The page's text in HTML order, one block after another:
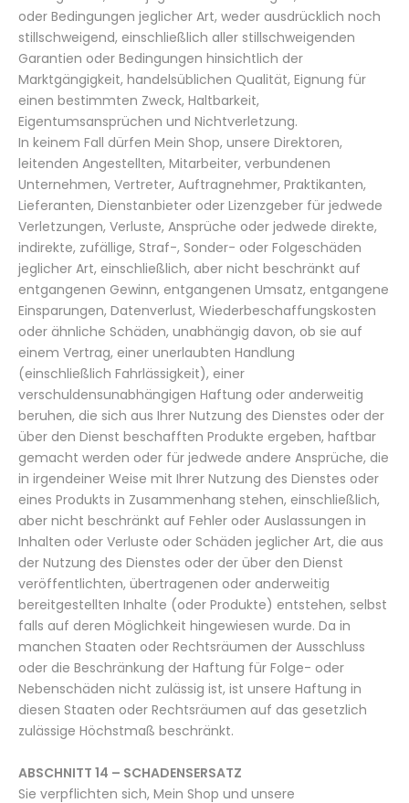
oder Bedingungen jeglicher Art, weder ausdrücklich noch
stillschweigend, einschließlich aller stillschweigenden
Garantien oder Bedingungen hinsichtlich der
Marktgängigkeit, handelsüblichen Qualität, Eignung für
einen bestimmten Zweck, Haltbarkeit,
Eigentumsansprüchen und Nichtverletzung.
In keinem Fall dürfen Mein Shop, unsere Direktoren,
leitenden Angestellten, Mitarbeiter, verbundenen
Unternehmen, Vertreter, Auftragnehmer, Praktikanten,
Lieferanten, Dienstanbieter oder Lizenzgeber für jedwede
Verletzungen, Verluste, Ansprüche oder jedwede direkte,
indirekte, zufällige, Straf-, Sonder- oder Folgeschäden
jeglicher Art, einschließlich, aber nicht beschränkt auf
entgangenen Gewinn, entgangenen Umsatz, entgangene
Einsparungen, Datenverlust, Wiederbeschaffungskosten
oder ähnliche Schäden, unabhängig davon, ob sie auf
einem Vertrag, einer unerlaubten Handlung
(einschließlich Fahrlässigkeit), einer
verschuldensunabhängigen Haftung oder anderweitig
beruhen, die sich aus Ihrer Nutzung des Dienstes oder der
über den Dienst beschafften Produkte ergeben, haftbar
gemacht werden oder für jedwede andere Ansprüche, die
in irgendeiner Weise mit Ihrer Nutzung des Dienstes oder
eines Produkts in Zusammenhang stehen, einschließlich,
aber nicht beschränkt auf Fehler oder Auslassungen in
Inhalten oder Verluste oder Schäden jeglicher Art, die aus
der Nutzung des Dienstes oder der über den Dienst
veröffentlichten, übertragenen oder anderweitig
bereitgestellten Inhalte (oder Produkte) entstehen, selbst
falls auf deren Möglichkeit hingewiesen wurde. Da in
manchen Staaten oder Rechtsräumen der Ausschluss
oder die Beschränkung der Haftung für Folge- oder
Nebenschäden nicht zulässig ist, ist unsere Haftung in
diesen Staaten oder Rechtsräumen auf das gesetzlich
zulässige Höchstmaß beschränkt.
ABSCHNITT 14 – SCHADENSERSATZ
Sie verpflichten sich, Mein Shop und unsere